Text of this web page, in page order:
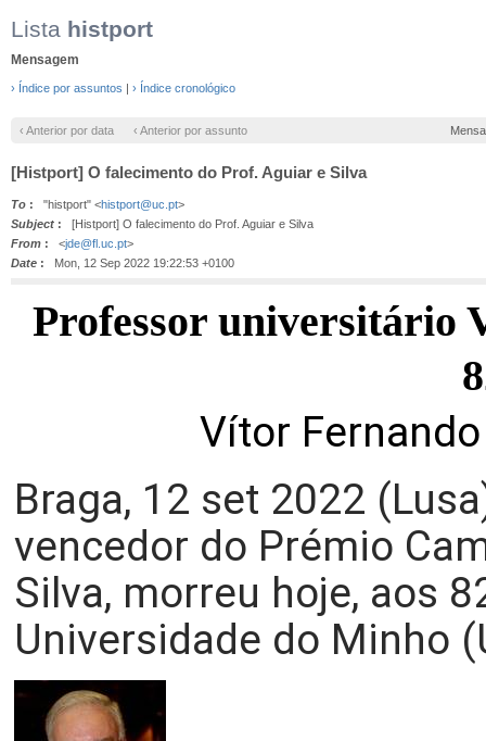
Lista histport
Mensagem
› Índice por assuntos | › Índice cronológico
‹ Anterior por data ‹ Anterior por assunto
[Histport] O falecimento do Prof. Aguiar e Silva
To : "histport" <histport@uc.pt>
Subject : [Histport] O falecimento do Prof. Aguiar e Silva
From : <jde@fl.uc.pt>
Date : Mon, 12 Sep 2022 19:22:53 +0100
Professor universitário
Vítor
Braga, 12 set 2022
vencedor do Prémio
Silva, morreu hoje, aos
Universidade do Minho